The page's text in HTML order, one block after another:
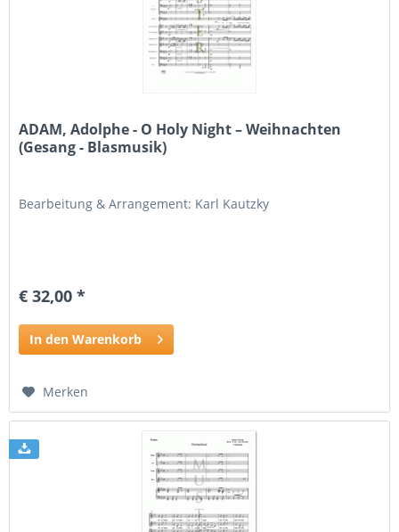
ADAM, Adolphe - O Holy Night – Weihnachten
(Gesang - Blasmusik)
Bearbeitung & Arrangement: Karl Kautzky
€ 32,00 *
In den Warenkorb
Merken